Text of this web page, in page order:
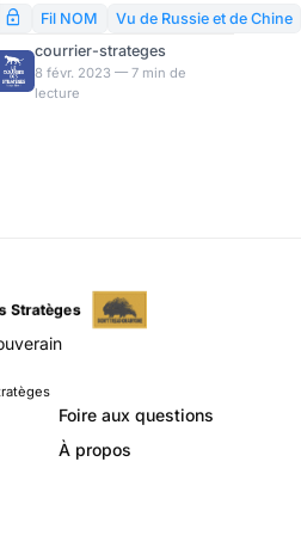
Evgeny Krutikov
États-Unis dans la guerre du
Vietnam. L’histoire même de
ce conflit, et les relations de
avec les
Fil NOM
Vu de Russie et de Chine
courrier-strateges
8 févr. 2023 — 7 min de
lecture
Foire aux questions
À propos